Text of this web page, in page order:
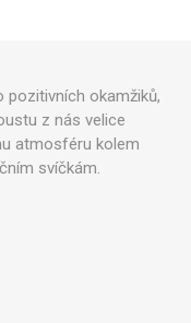
pozitivních okamžiků,
z nás velice
atmosféru kolem
svíčkám.